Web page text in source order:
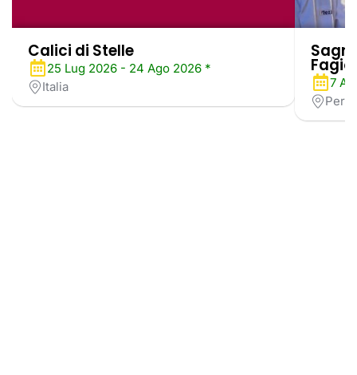
Calici di Stelle
25 Lug 2026 - 24 Ago 2026 *
Italia
7